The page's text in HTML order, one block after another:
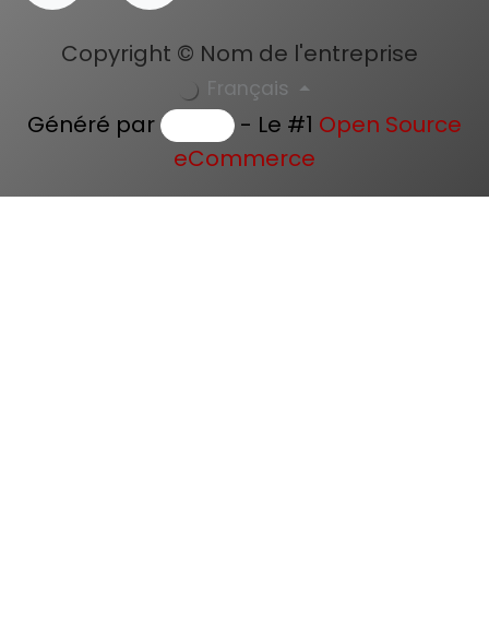
Copyright © Nom de l'entreprise
Français
Généré par - Le #1 Open Source
eCommerce